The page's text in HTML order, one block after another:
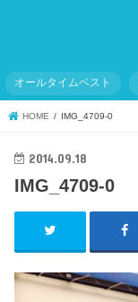
オールタイムベスト
HOME IMG_4709-0
2014.09.18
IMG_4709-0